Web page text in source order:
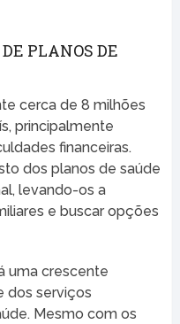
PLANOS DE
cerca de 8 milhões
principalmente
financeiras.
dos planos de saúde
levando-os a
e buscar opções
uma crescente
dos serviços
Mesmo com os